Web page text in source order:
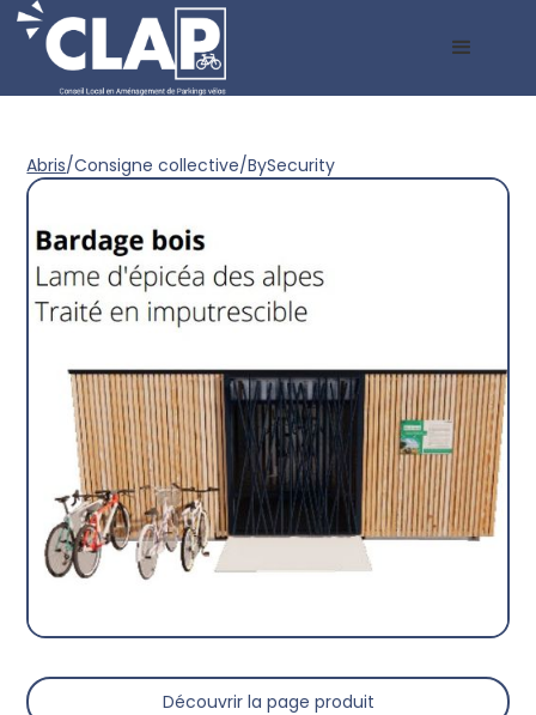
Abris/Consigne collective/BySecurity
Découvrir la page produit